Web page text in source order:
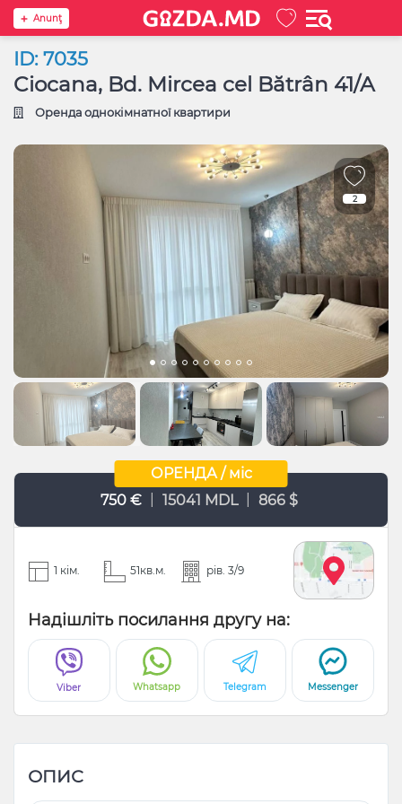
Anunţ
ID: 7035
Ciocana, Bd. Mircea cel Bătrân 41/A
Оренда однокімнатної квартири
2
ОРЕНДА / міс
750 €
15041 MDL 866 $
1 кім. 51кв.м. рів. 3/9
Надішліть посилання другу на:
Viber Whatsapp Telegram Messenger
ОПИС